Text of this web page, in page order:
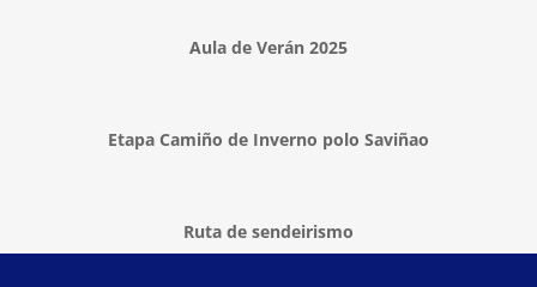
Aula de Verán 2025
Etapa Camiño de Inverno polo Saviñao
Ruta de sendeirismo